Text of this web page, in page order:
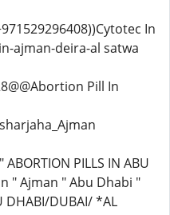
In
ajman-deira-al satwa
Pill In
PILLS IN ABU
" Ajman " Abu Dhabi "
DHABI/DUBAI/ *AL